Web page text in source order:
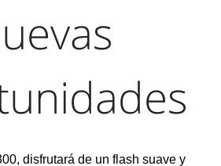
disfrutará de un flash suave y